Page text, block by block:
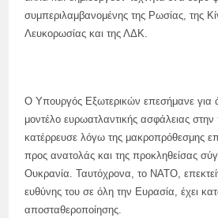
συμπεριλαμβανομένης της Ρωσίας, της
Λευκορωσίας και της ΛΔΚ.
Ο Υπουργός Εξωτερικών επεσήμανε για
μοντέλο ευρωατλαντικής ασφάλειας στην
κατέρρευσε λόγω της μακροπρόθεσμης
προς ανατολάς και της προκληθείσας
Ουκρανία. Ταυτόχρονα, το ΝΑΤΟ,
ευθύνης του σε όλη την Ευρασία, έχει
αποσταθεροποίησης.